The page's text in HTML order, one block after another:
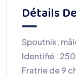
Détails
Spoutnik,
Identifié : 250
Fratrie de 9